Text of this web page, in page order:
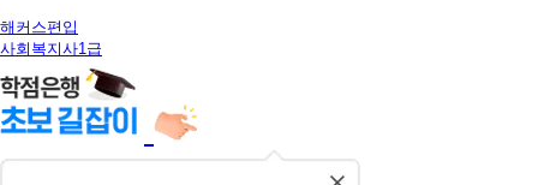
해커스편입
사회복지사1급